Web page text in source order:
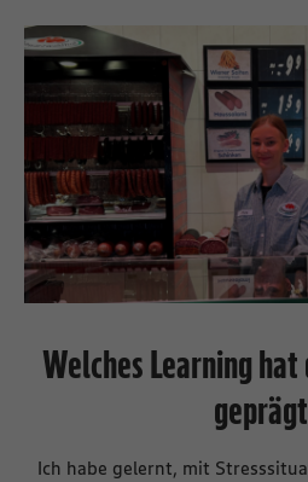
Welches Learning
Ich habe gelernt, mit